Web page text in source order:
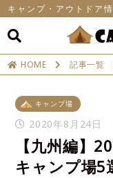
キャンプ・アウトドア
HOME 記事一覧
キャンプ場
2020年8月24日
【九州編】
キャンプ場5